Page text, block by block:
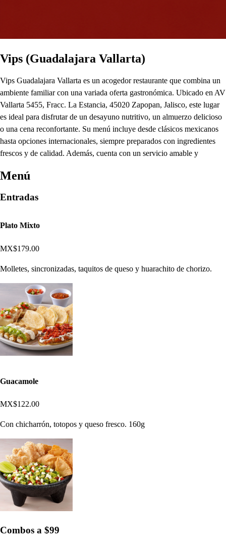
Vips (Guadalajara Vallarta)
Vips Guadalajara Vallarta es un acogedor restaurante que combina un
ambiente familiar con una variada oferta gastronómica. Ubicado en AV
Vallarta 5455, Fracc. La Estancia, 45020 Zapopan, Jalisco, este lugar
es ideal para disfrutar de un desayuno nutritivo, un almuerzo delicioso
o una cena reconfortante. Su menú incluye desde clásicos mexicanos
hasta opciones internacionales, siempre preparados con ingredientes
frescos y de calidad. Además, cuenta con un servicio amable y
Menú
Entradas
Plato Mixto
MX$179.00
Molletes, sincronizadas, taquitos de queso y huarachito de chorizo.
Guacamole
MX$122.00
Con chicharrón, totopos y queso fresco. 160g
Combos a $99